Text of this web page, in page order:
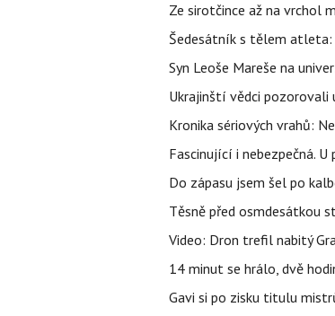
Ze sirotčince až na vrchol
Šedesátník s tělem atleta:
Syn Leoše Mareše na
Ukrajinští vědci pozorovali
Kronika sériových vrahů:
Fascinující i nebezpečná.
Do zápasu jsem šel po
Těsně před osmdesátkou
Video: Dron trefil nabitý
14 minut se hrálo, dvě
Gavi si po zisku titulu